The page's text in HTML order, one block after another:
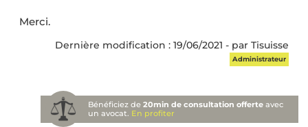
Merci.
Dernière modification : 19/06/2021 - par Tisuisse
Administrateur
Bénéficiez de20min de consultation offerte avec
un avocat. En profiter